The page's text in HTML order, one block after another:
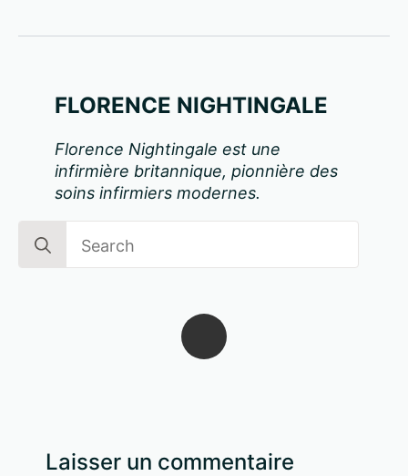
FLORENCE NIGHTINGALE
Florence Nightingale est une
infirmière britannique, pionnière des
soins infirmiers modernes.
for:
Laisser un commentaire